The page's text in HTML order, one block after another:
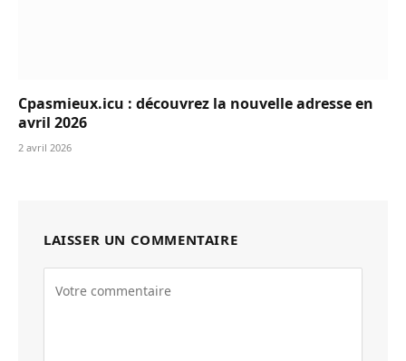
Cpasmieux.icu : découvrez la nouvelle adresse en
avril 2026
2 avril 2026
LAISSER UN COMMENTAIRE